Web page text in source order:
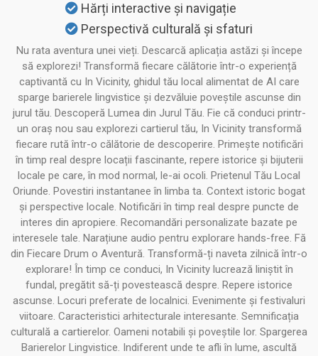
Hărți interactive și navigație
Perspectivă culturală și sfaturi
Nu rata aventura unei vieți. Descarcă aplicația astăzi și începe
să explorezi! Transformă fiecare călătorie într-o experiență
captivantă cu In Vicinity, ghidul tău local alimentat de AI care
sparge barierele lingvistice și dezvăluie poveștile ascunse din
jurul tău. Descoperă Lumea din Jurul Tău. Fie că conduci printr-
un oraș nou sau explorezi cartierul tău, In Vicinity transformă
fiecare rută într-o călătorie de descoperire. Primește notificări
în timp real despre locații fascinante, repere istorice și bijuterii
locale pe care, în mod normal, le-ai ocoli. Prietenul Tău Local
Oriunde. Povestiri instantanee în limba ta. Context istoric bogat
și perspective locale. Notificări în timp real despre puncte de
interes din apropiere. Recomandări personalizate bazate pe
interesele tale. Narațiune audio pentru explorare hands-free. Fă
din Fiecare Drum o Aventură. Transformă-ți naveta zilnică într-o
explorare! În timp ce conduci, In Vicinity lucrează liniștit în
fundal, pregătit să-ți povestească despre. Repere istorice
ascunse. Locuri preferate de localnici. Evenimente și festivaluri
viitoare. Caracteristici arhitecturale interesante. Semnificația
culturală a cartierelor. Oameni notabili și poveștile lor. Spargerea
Barierelor Lingvistice. Indiferent unde te afli în lume, ascultă